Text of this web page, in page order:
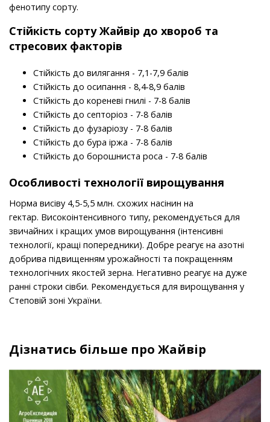
фенотипу сорту.
Стійкість сортуЖайвір до хвороб та
стресових факторів
Стійкість до вилягання - 7,1-7,9 балів
Стійкість до осипання - 8,4-8,9 балів
Стійкість до кореневі гнилі - 7-8 балів
Стійкість до септоріоз - 7-8 балів
Стійкість до фузаріозу - 7-8 балів
Стійкість до бура іржа - 7-8 балів
Стійкість до борошниста роса - 7-8 балів
Особливості технології вирощування
Норма висіву 4,5-5,5 млн. схожих насінин на
гектар. Високоінтенсивного типу, рекомендується для
звичайних і кращих умов вирощування (інтенсивні
технології, кращі попередники). Добре реагує на азотні
добрива підвищенням урожайності та покращенням
технологічних якостей зерна. Негативно реагує на дуже
ранні строки сівби. Рекомендується для вирощування у
Степовій зоні України.
Дізнатись більше про Жайвір